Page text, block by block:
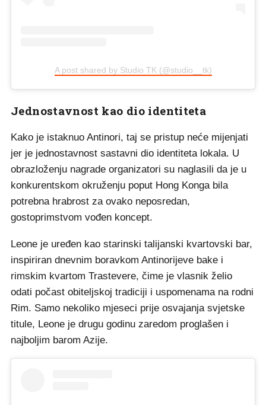
A post shared by Studio TK (@studio__tk)
Jednostavnost kao dio identiteta
Kako je istaknuo Antinori, taj se pristup neće mijenjati
jer je jednostavnost sastavni dio identiteta lokala. U
obrazloženju nagrade organizatori su naglasili da je u
konkurentskom okruženju poput Hong Konga bila
potrebna hrabrost za ovako neposredan,
gostoprimstvom vođen koncept.
Leone je uređen kao starinski talijanski kvartovski bar,
inspiriran dnevnim boravkom Antinorijeve bake i
rimskim kvartom Trastevere, čime je vlasnik želio
odati počast obiteljskoj tradiciji i uspomenama na rodni
Rim. Samo nekoliko mjeseci prije osvajanja svjetske
titule, Leone je drugu godinu zaredom proglašen i
najboljim barom Azije.